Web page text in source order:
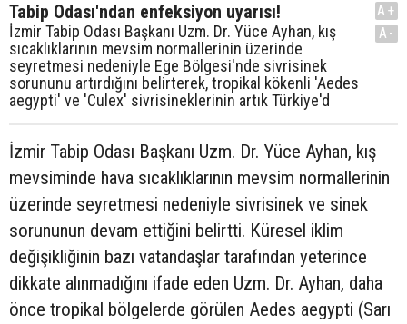
Tabip Odası'ndan enfeksiyon uyarısı!
İzmir Tabip Odası Başkanı Uzm. Dr. Yüce Ayhan, kış
sıcaklıklarının mevsim normallerinin üzerinde
seyretmesi nedeniyle Ege Bölgesi'nde sivrisinek
sorununu artırdığını belirterek, tropikal kökenli 'Aedes
aegypti' ve 'Culex' sivrisineklerinin artık Türkiye'd
A+
A-
İzmir Tabip Odası Başkanı Uzm. Dr. Yüce Ayhan, kış
mevsiminde hava sıcaklıklarının mevsim normallerinin
üzerinde seyretmesi nedeniyle sivrisinek ve sinek
sorununun devam ettiğini belirtti. Küresel iklim
değişikliğinin bazı vatandaşlar tarafından yeterince
dikkate alınmadığını ifade eden Uzm. Dr. Ayhan, daha
önce tropikal bölgelerde görülen Aedes aegypti (Sarı